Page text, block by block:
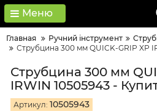
Меню
Главная Ручний інструмент
Струбцина 300 мм QUICK-GRIP XP
Струбцина 300 мм
IRWIN 10505943 -
Артикул: 10505943